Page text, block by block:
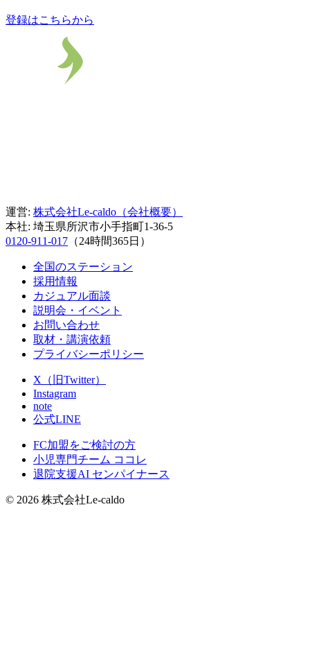
登録はこちらから
運営: 株式会社Le-caldo（会社概要）
本社: 埼玉県所沢市小手指町1-36-5
0120‑911‑017 （24時間365日）
全国のステーション
採用情報
カジュアル面談
説明会・イベント
お問い合わせ
取材・講演依頼
プライバシーポリシー
X（旧Twitter）
Instagram
note
公式LINE
FC加盟をご検討の方
小児専門チーム ココレ
退院支援AI センパイナース
© 2026 株式会社Le-caldo